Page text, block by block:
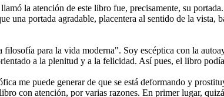
la atención de este libro fue, precisamente, su
una portada agradable, placentera al sentido de la vista,
para la vida moderna". Soy escéptica con la
a la plenitud y a la felicidad. Así pues, el libro
me puede generar de que se está deformando y
con atención, por varias razones. En primer lugar,